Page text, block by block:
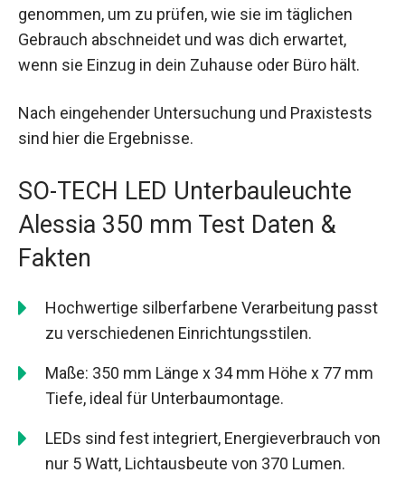
genommen, um zu prüfen, wie sie im täglichen
Gebrauch abschneidet und was dich erwartet,
wenn sie Einzug in dein Zuhause oder Büro hält.
Nach eingehender Untersuchung und Praxistests
sind hier die Ergebnisse.
SO-TECH LED Unterbauleuchte
Alessia 350 mm Test Daten &
Fakten
Hochwertige silberfarbene Verarbeitung passt
zu verschiedenen Einrichtungsstilen.
Maße: 350 mm Länge x 34 mm Höhe x 77 mm
Tiefe, ideal für Unterbaumontage.
LEDs sind fest integriert, Energieverbrauch von
nur 5 Watt, Lichtausbeute von 370 Lumen.